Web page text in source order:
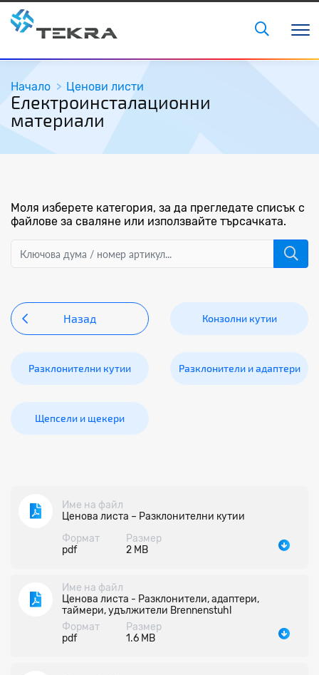
Начало Ценови листи
Електроинсталационни
материали
Моля изберете категория, за да прегледате списък с
файлове за сваляне или използвайте търсачката.
Назад Конзолни кутии
Разклонителни кутии Разклонители и адаптери
Щепсели и щекери
Име на файл
Ценова листа – Разклонителни кутии
Формат
pdf
Размер
2 MB
Име на файл
Ценова листа - Разклонители, адаптери,
таймери, удължители Brennenstuhl
Формат
pdf
Размер
1.6 MB